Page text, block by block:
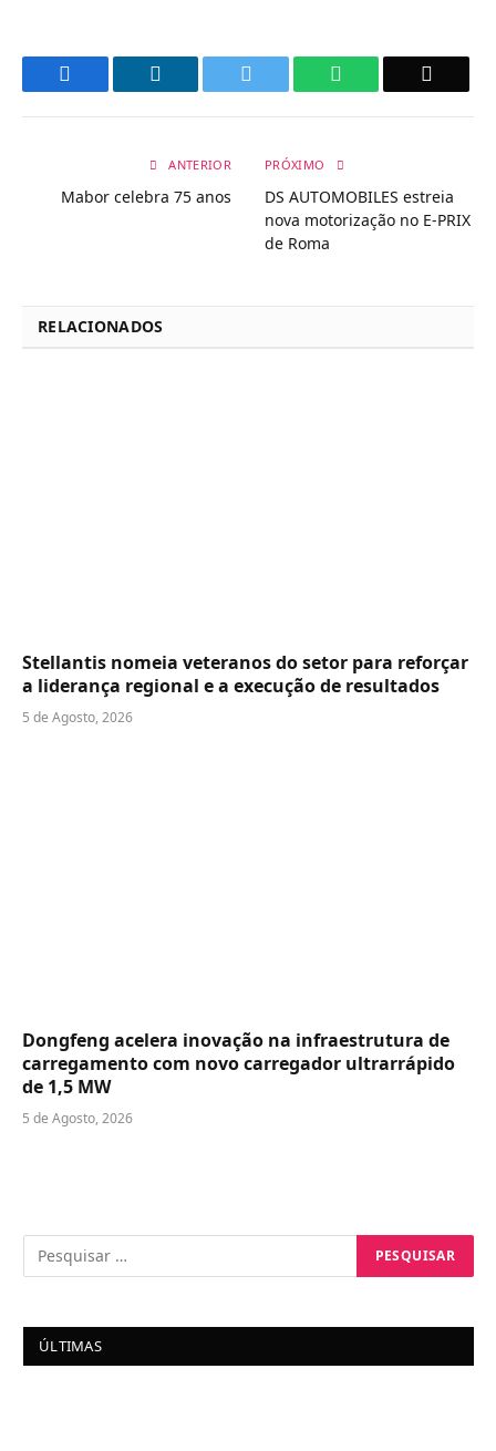
WhatsApp
ANTERIOR
Mabor celebra 75 anos
PRÓXIMO
DS AUTOMOBILES estreia
nova motorização no E-PRIX
de Roma
RELACIONADOS
Stellantis nomeia veteranos do setor para reforçar
a liderança regional e a execução de resultados
5 de Agosto, 2026
Dongfeng acelera inovação na infraestrutura de
carregamento com novo carregador ultrarrápido
de 1,5 MW
5 de Agosto, 2026
ÚLTIMAS